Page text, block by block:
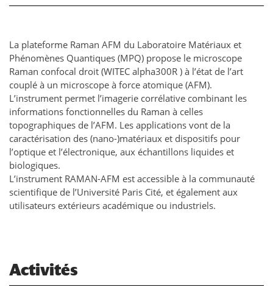
La plateforme Raman AFM du Laboratoire Matériaux et
Phénomènes Quantiques (MPQ) propose le microscope
Raman confocal droit (WITEC alpha300R ) à l’état de l’art
couplé à un microscope à force atomique (AFM).
L’instrument permet l’imagerie corrélative combinant les
informations fonctionnelles du Raman à celles
topographiques de l’AFM. Les applications vont de la
caractérisation des (nano-)matériaux et dispositifs pour
l’optique et l’électronique, aux échantillons liquides et
biologiques.
L’instrument RAMAN-AFM est accessible à la communauté
scientifique de l’Université Paris Cité, et également aux
utilisateurs extérieurs académique ou industriels.
Activités